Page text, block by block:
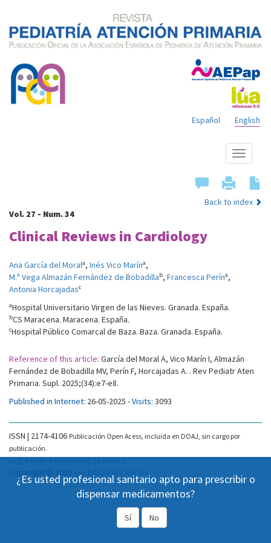
English
Español
Show
menu
Back to index
Vol. 27 - Num. 34
Clinical Reviews in Cardiology
Ana García del Morala, Inés Vico Marína,
M.ª Vega Almazán Fernández de Bobadillab, Francesca Perína,
Antonia Horcajadasc
aHospital Universitario Virgen de las Nieves. Granada. España.
bCS Maracena. Maracena. España.
cHospital Público Comarcal de Baza. Baza. Granada. España.
Reference of this article: García del Moral A, Vico Marín I, Almazán
Fernández de Bobadilla MV, Perín F, Horcajadas A. . Rev Pediatr Aten
Primaria. Supl. 2025;(34):e7-e8.
Published in Internet: 26-05-2025 -Visits: 3093
¿Es usted profesional sanitario apto para prescribir o
dispensar medicamentos?
Sí No
ISSN | 2174-4106 Publicación Open Acess, incluida en DOAJ, sin cargo por
publicación.
Legal notice|Web Map|Contact